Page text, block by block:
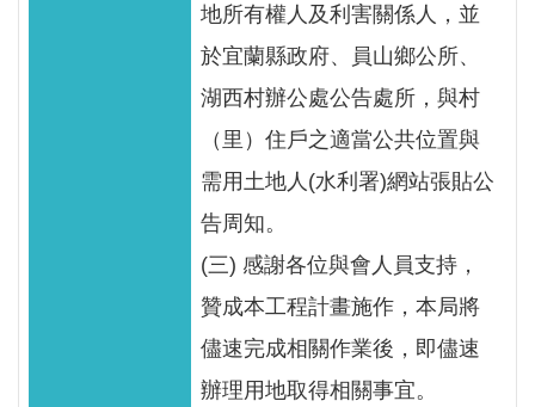
地所有權人及利害關係人，並
於宜蘭縣政府、員山鄉公所、
湖西村辦公處公告處所，與村
（里）住戶之適當公共位置與
需用土地人(水利署)網站張貼公
告周知。
(三) 感謝各位與會人員支持，
贊成本工程計畫施作，本局將
儘速完成相關作業後，即儘速
辦理用地取得相關事宜。